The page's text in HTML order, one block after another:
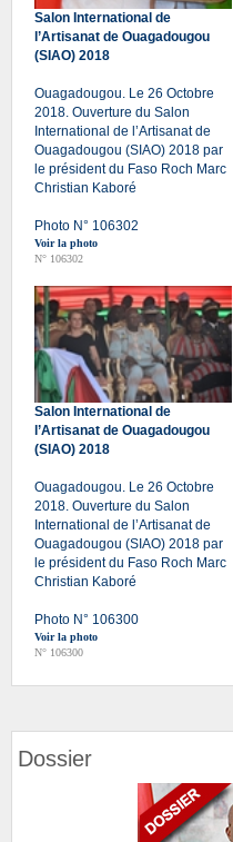
Salon International de
l’Artisanat de Ouagadougou
(SIAO) 2018
Ouagadougou. Le 26 Octobre
2018. Ouverture du Salon
International de l’Artisanat de
Ouagadougou (SIAO) 2018 par
le président du Faso Roch Marc
Christian Kaboré
Photo N° 106302
Voir la photo
N° 106302
Salon International de
l’Artisanat de Ouagadougou
(SIAO) 2018
Ouagadougou. Le 26 Octobre
2018. Ouverture du Salon
International de l’Artisanat de
Ouagadougou (SIAO) 2018 par
le président du Faso Roch Marc
Christian Kaboré
Photo N° 106300
Voir la photo
N° 106300
Dossier